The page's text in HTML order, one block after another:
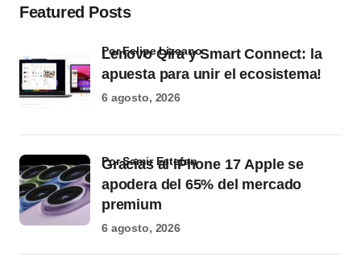
Featured Posts
Lenovo Qira y Smart Connect: la
apuesta para unir el ecosistema!
por Felipe Lizcano
6 agosto, 2026
Gracias al iPhone 17 Apple se
apodera del 65% del mercado
premium
por Samir Estefan
6 agosto, 2026